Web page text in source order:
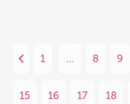
1 ... 8 9
15 16 17 18